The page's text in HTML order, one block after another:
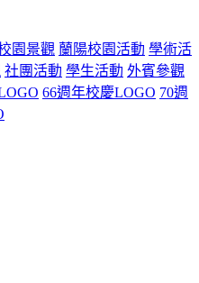
園景觀 蘭陽校園活動 學術活
社團活動 學生活動 外賓參觀
66週年校慶LOGO 70週